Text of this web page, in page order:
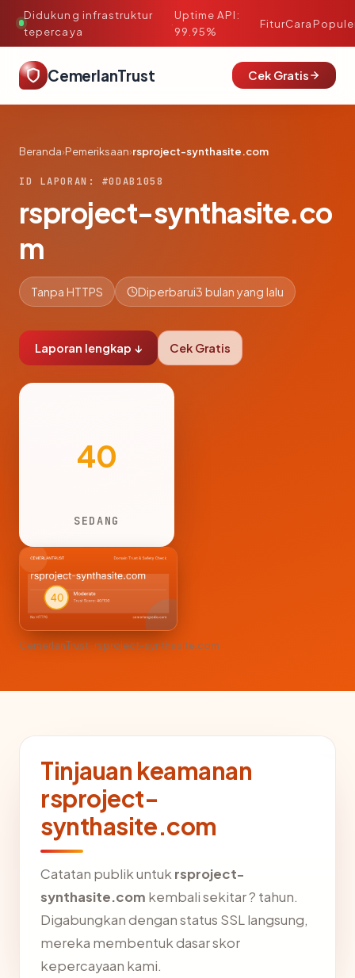
Didukung infrastruktur
tepercaya
·
Uptime API:
99.95%
FiturCara
CemerlanTrust Cek Gratis
Beranda›Pemeriksaan›rsproject-synthasite.com
ID LAPORAN: #0DAB1058
rsproject-synthasite.co
m
Tanpa HTTPS Diperbarui3 bulan yang lalu
Laporan lengkap ↓ Cek Gratis
40
SEDANG
CemerlanTrust · rsproject-synthasite.com
Tinjauan keamanan
rsproject-
synthasite.com
Catatan publik untuk rsproject-
synthasite.com kembali sekitar ? tahun.
Digabungkan dengan status SSL langsung,
mereka membentuk dasar skor
kepercayaan kami.